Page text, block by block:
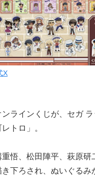
X
ンラインくじが、セガ
トロ」。
悟、松田陣平、萩原
下ろされ、ぬいぐる